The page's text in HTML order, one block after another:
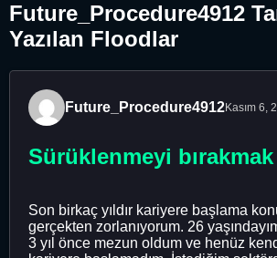
Future_Procedure4912
Yazılan Floodlar
Future_Procedure4912Kasım 6,
Sürüklenmeyi
Son birkaç yıldır kariyere başlama
gerçekten zorlanıyorum. 26
3 yıl önce mezun oldum ve henüz